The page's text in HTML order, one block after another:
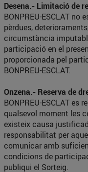
Desena.- Limitació de
BONPREU-ESCLAT no
pèrdues,
circumstància
participació en el
proporcionada pel
BONPREU-ESCLAT.
Onzena.- Reserva de
BONPREU-ESCLAT es
qualsevol moment les
existeix causa
responsabilitat per
comunicar amb
condicions de
publiqui el Sorteig.